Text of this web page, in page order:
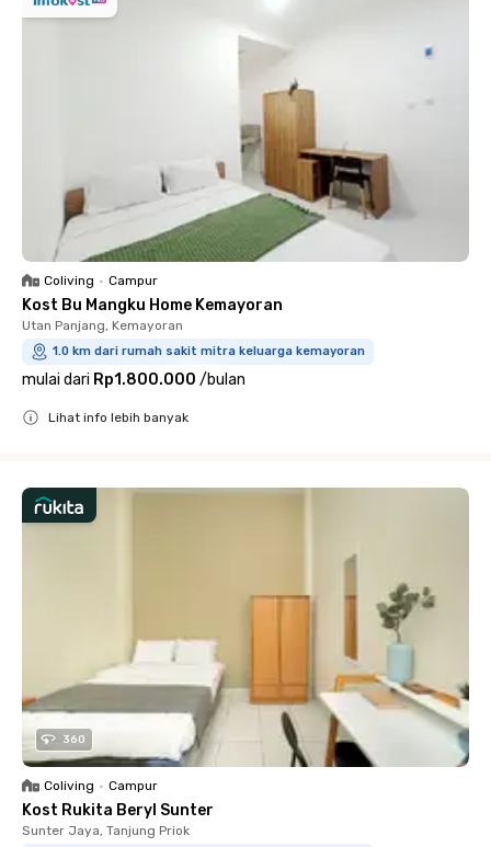
Coliving • Campur
Kost Bu Mangku Home Kemayoran
Utan Panjang, Kemayoran
1.0 km dari rumah sakit mitra keluarga kemayoran
mulai dari Rp1.800.000 /bulan
Lihat info lebih banyak
360
Coliving • Campur
Kost Rukita Beryl Sunter
Sunter Jaya, Tanjung Priok